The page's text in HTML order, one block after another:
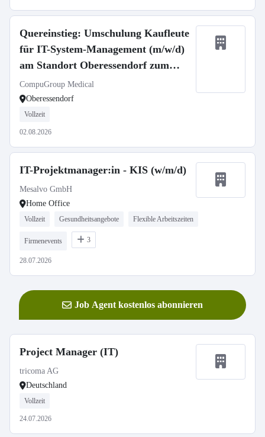
Quereinstieg: Umschulung Kaufleute
für IT-System-Management (m/w/d)
am Standort Oberessendorf zum
01.09.2026
CompuGroup Medical
Oberessendorf
Vollzeit
02.08.2026
IT-Projektmanager:in - KIS (w/m/d)
Mesalvo GmbH
Home Office
Vollzeit Gesundheitsangebote Flexible Arbeitszeiten
Firmenevents 3
28.07.2026
Job Agent kostenlos abonnieren
Project Manager (IT)
tricoma AG
Deutschland
Vollzeit
24.07.2026